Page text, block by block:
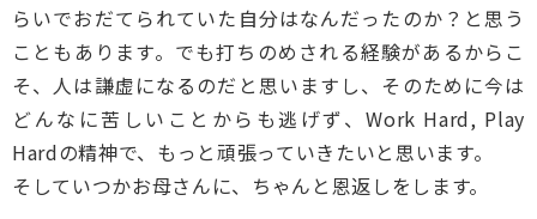
らいでおだてられていた自分はなんだったのか？と思う
こともあります。でも打ちのめされる経験があるからこ
そ、人は謙虚になるのだと思いますし、そのために今は
どんなに苦しいことからも逃げず、Work Hard, Play
Hardの精神で、もっと頑張っていきたいと思います。
そしていつかお母さんに、ちゃんと恩返しをします。